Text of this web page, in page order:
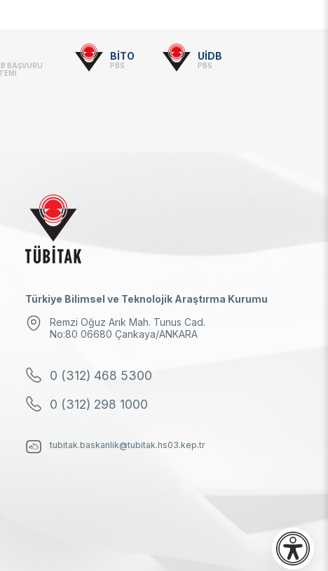
BAŞVURU
BİTO
PBS
UİDB
PBS
Türkiye Bilimsel ve Teknolojik Araştırma Kurumu
Remzi Oğuz Arık Mah. Tunus Cad.
No:80 06680 Çankaya/ANKARA
0 (312) 468 5300
0 (312) 298 1000
tubitak.baskanlik@tubitak.hs03.kep.tr